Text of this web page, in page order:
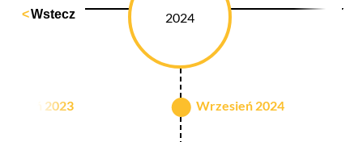
Wstecz
2023
2024
Wrzesień 2024